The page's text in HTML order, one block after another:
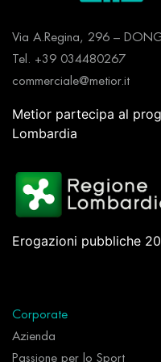
Via A.Regina, 296 –
Tel. +39 034480267
commerciale@metior.it
Metior partecipa al
Lombardia
Erogazioni pubbliche
Corporate
Azienda
Passione per lo Sport